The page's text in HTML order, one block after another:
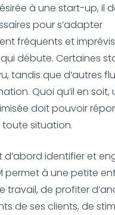
à une start-up, il
pour s’adapter
fréquents et
débute. Certaines
tandis que d’autres
Quoi qu’il en soit,
doit pouvoir
toute situation.
identifier et
permet à une petite
travail, de profiter
de ses clients, de